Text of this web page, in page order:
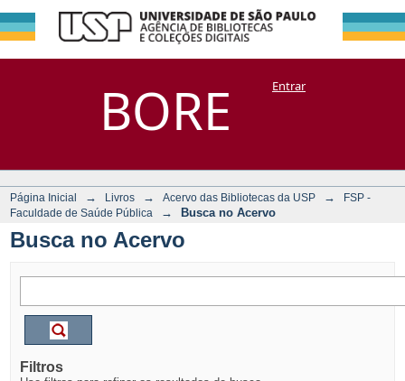
BORE
Busca no Acervo
DSpace/Manakin + CoriscoEntrar
Página Inicial → Livros → Acervo das Bibliotecas da USP →
FSP -
Faculdade de Saúde Pública
→ Busca no Acervo
Busca no Acervo
Filtros